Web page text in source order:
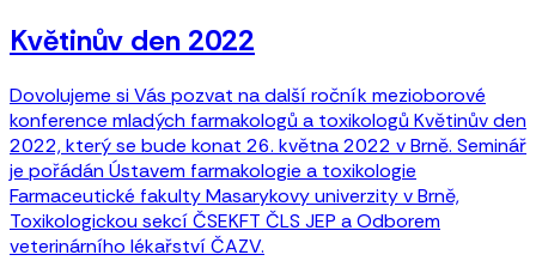
Květinův den 2022
Dovolujeme si Vás pozvat na další ročník mezioborové
konference mladých farmakologů a toxikologů Květinův den
2022, který se bude konat 26. května 2022 v Brně. Seminář
je pořádán Ústavem farmakologie a toxikologie
Farmaceutické fakulty Masarykovy univerzity v Brně,
Toxikologickou sekcí ČSEKFT ČLS JEP a Odborem
veterinárního lékařství ČAZV.